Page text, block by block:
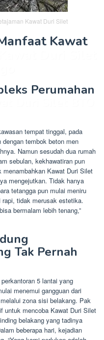
Kawat Duri Silet
Kawat
Perumahan
tempat tinggal, pada
tembok beton men
Namun sesudah dua rumah
sebulan, kekhawatiran pun
Kawat Duri Silet
mengejutkan. Tidak hanya
tetangga pun mulai meniru
tidak merusak estetika.
bermalam lebih tenang,”
Tak Pernah
5 lantai yang
menemui gangguan dari
zona sisi belakang. Pak
untuk mencoba Kawat Duri Silet
belakang yang tadinya
beberapa hari, kejadian